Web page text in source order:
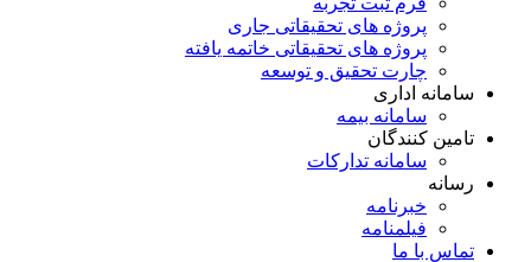
پروژه های تحقیقاتی جاری
پروژه های تحقیقاتی خاتمه یافته
چارت تحقیق و توسعه
سامانه اداری
سامانه بیمه
تامین کنندگان
سامانه تدارکات
رسانه
خبرنامه
فیلمنامه
تماس با ما